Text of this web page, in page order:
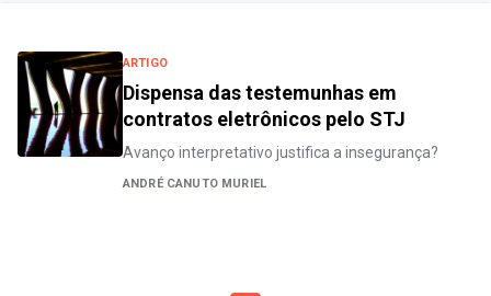
ARTIGO
Dispensa das testemunhas em
contratos eletrônicos pelo STJ
Avanço interpretativo justifica a insegurança?
ANDRÉ CANUTO MURIEL